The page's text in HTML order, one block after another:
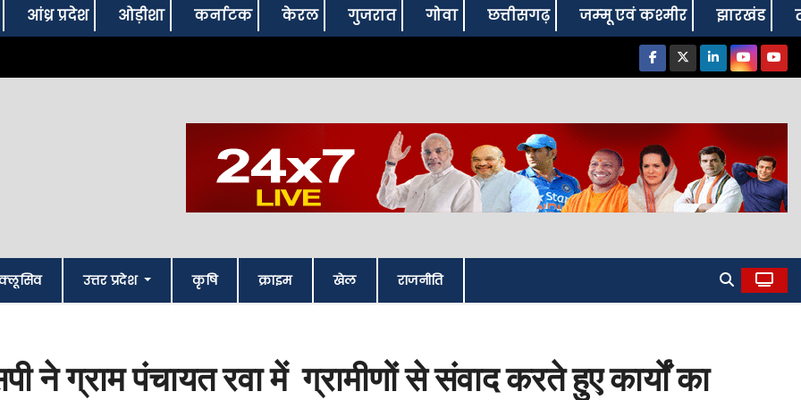
आंध्र प्रदेश ओड़ीशा कर्नाटक केरल गुजरात गोवा छत्तीसगढ़ जम्‍मू एवं कश्‍मीर झारखंड
उत्तर प्रदेश कृषि क्राइम खेल राजनीति
ने ग्राम पंचायत रवा में ग्रामीणों से संवाद करते हुए कार्यों का